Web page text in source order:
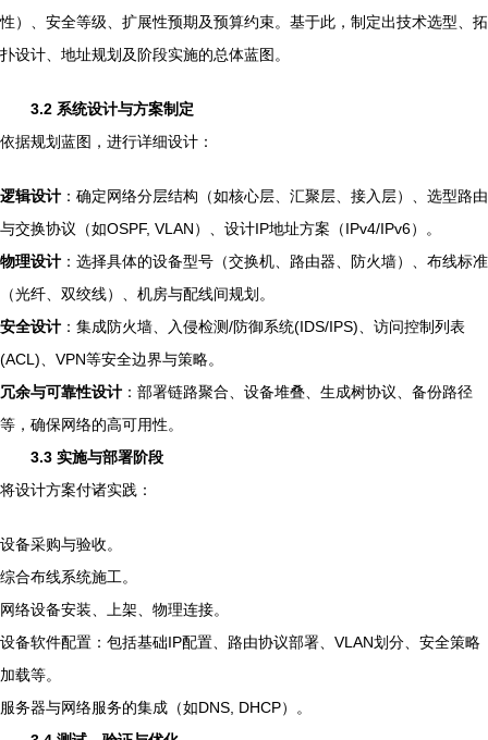
性）、安全等级、扩展性预期及预算约束。基于此，制定出技术选型、拓
扑设计、地址规划及阶段实施的总体蓝图。
3.2 系统设计与方案制定
依据规划蓝图，进行详细设计：
逻辑设计 ：确定网络分层结构（如核心层、汇聚层、接入层）、选型路由
与交换协议（如OSPF, VLAN）、设计IP地址方案（IPv4/IPv6）。
物理设计 ：选择具体的设备型号（交换机、路由器、防火墙）、布线标准
（光纤、双绞线）、机房与配线间规划。
安全设计 ：集成防火墙、入侵检测/防御系统(IDS/IPS)、访问控制列表
(ACL)、VPN等安全边界与策略。
冗余与可靠性设计 ：部署链路聚合、设备堆叠、生成树协议、备份路径
等，确保网络的高可用性。
3.3 实施与部署阶段
将设计方案付诸实践：
设备采购与验收。
综合布线系统施工。
网络设备安装、上架、物理连接。
设备软件配置：包括基础IP配置、路由协议部署、VLAN划分、安全策略
加载等。
服务器与网络服务的集成（如DNS, DHCP）。